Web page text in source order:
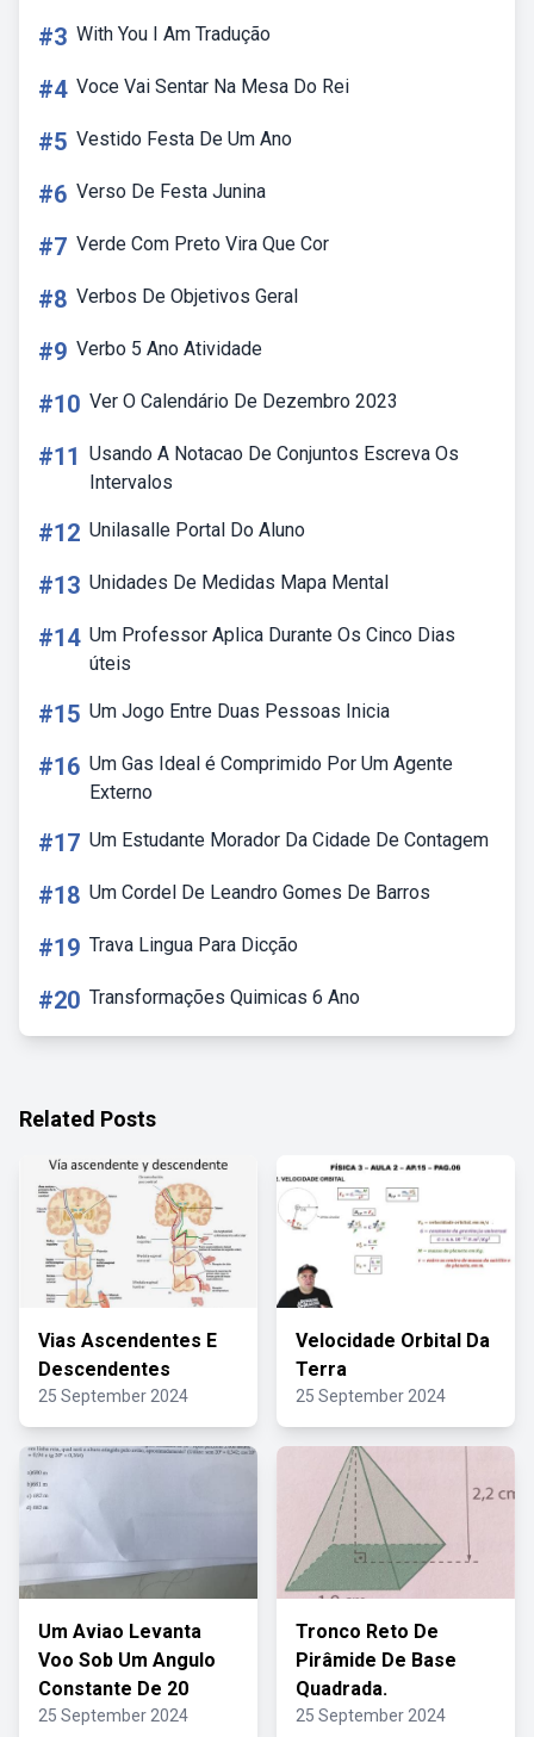
#3 With You I Am Tradução
#4 Voce Vai Sentar Na Mesa Do Rei
#5 Vestido Festa De Um Ano
#6 Verso De Festa Junina
#7 Verde Com Preto Vira Que Cor
#8 Verbos De Objetivos Geral
#9 Verbo 5 Ano Atividade
#10 Ver O Calendário De Dezembro 2023
#11 Usando A Notacao De Conjuntos Escreva Os
Intervalos
#12 Unilasalle Portal Do Aluno
#13 Unidades De Medidas Mapa Mental
#14 Um Professor Aplica Durante Os Cinco Dias
úteis
#15 Um Jogo Entre Duas Pessoas Inicia
#16 Um Gas Ideal é Comprimido Por Um Agente
Externo
#17 Um Estudante Morador Da Cidade De Contagem
#18 Um Cordel De Leandro Gomes De Barros
#19 Trava Lingua Para Dicção
#20 Transformações Quimicas 6 Ano
Related Posts
Vias Ascendentes E
Descendentes
25 September 2024
Velocidade Orbital Da
Terra
25 September 2024
Um Aviao Levanta
Voo Sob Um Angulo
Constante De 20
25 September 2024
Tronco Reto De
Pirâmide De Base
Quadrada.
25 September 2024